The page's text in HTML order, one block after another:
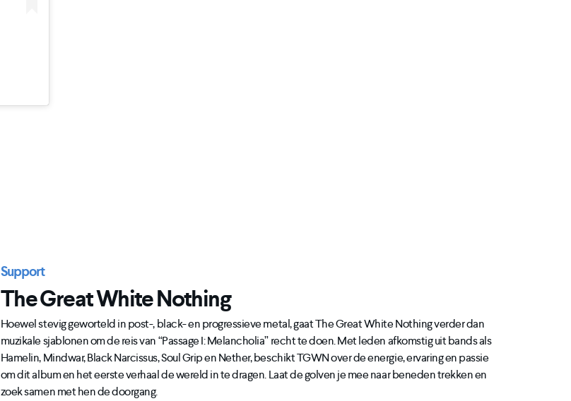
Support
The Great White Nothing
Hoewel stevig geworteld in post-, black- en progressieve metal, gaat The Great White Nothing verder dan
muzikale sjablonen om de reis van “Passage I: Melancholia” recht te doen. Met leden afkomstig uit bands als
Hamelin, Mindwar, Black Narcissus, Soul Grip en Nether, beschikt TGWN over de energie, ervaring en passie
om dit album en het eerste verhaal de wereld in te dragen. Laat de golven je mee naar beneden trekken en
zoek samen met hen de doorgang.